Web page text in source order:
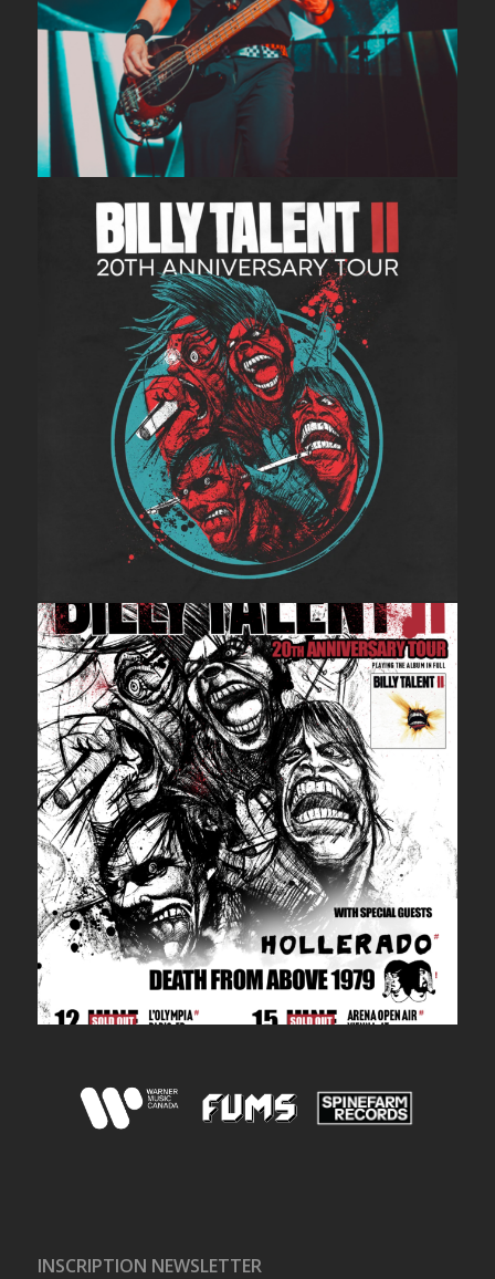
INSCRIPTION NEWSLETTER